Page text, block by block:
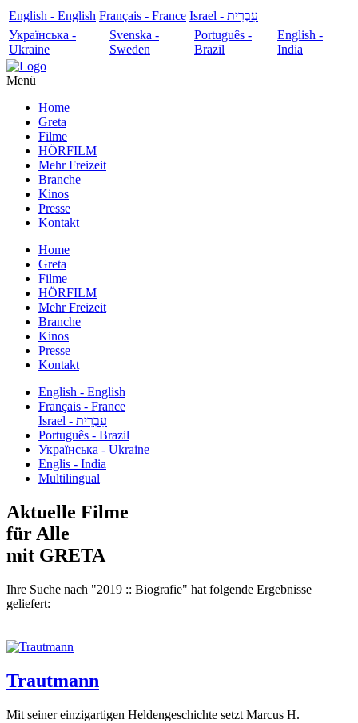
English - English Français - France
עִבְרִית - Israel
Українська -
Ukraine
Svenska -
Sweden
Português -
Brazil
English -
India
Menü
Home
Greta
Filme
HÖRFILM
Mehr Freizeit
Branche
Kinos
Presse
Kontakt
Home
Greta
Filme
HÖRFILM
Mehr Freizeit
Branche
Kinos
Presse
Kontakt
English - English
Français - France
עִבְרִית - Israel
Português - Brazil
Українська - Ukraine
Englis - India
Multilingual
Aktuelle Filme
für Alle
mit GRETA
Ihre Suche nach "2019 :: Biografie" hat folgende Ergebnisse
geliefert:
Trautmann
Mit seiner einzigartigen Heldengeschichte setzt Marcus H.